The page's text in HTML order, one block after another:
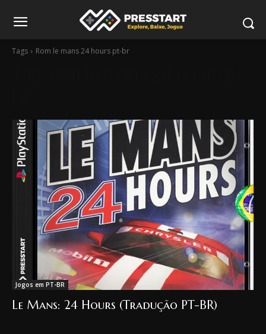
Tags Rom le mans 24 hours pt-br
Jogos em PT-BR
Le Mans: 24 Hours (Tradução PT-BR)